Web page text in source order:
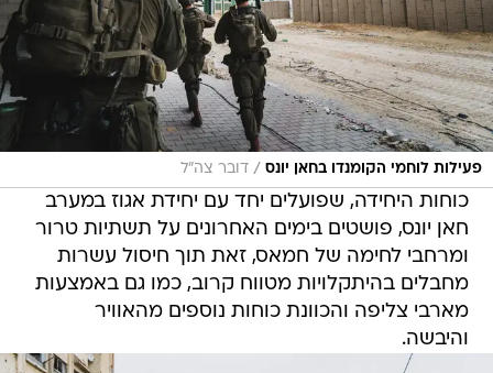
פעילות לוחמי הקומנדו בחאן יונס / דובר צה"ל
כוחות היחידה, שפועלים יחד עם יחידת אגוז במערב
חאן יונס, פושטים בימים האחרונים על תשתיות טרור
ומרחבי לחימה של חמאס, זאת תוך חיסול עשרות
מחבלים בהיתקלויות מטווח קרוב, כמו גם באמצעות
מארבי צליפה והכוונת כוחות נוספים מהאוויר
והיבשה.